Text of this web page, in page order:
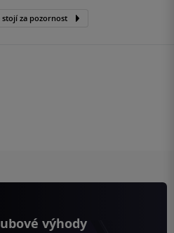
stojí za pozornost
výhody